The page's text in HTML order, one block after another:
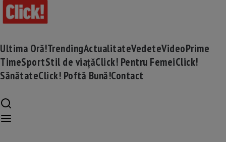
Ultima Oră!TrendingActualitateVedeteVideoPrime
TimeSportStil de viațăClick! Pentru FemeiClick!
SănătateClick! Poftă Bună!Contact